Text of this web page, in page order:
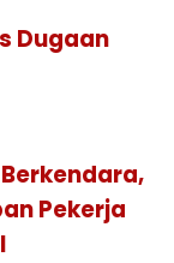
Dugaan
Pekerja